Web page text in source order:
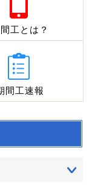
工とは？
間工速報